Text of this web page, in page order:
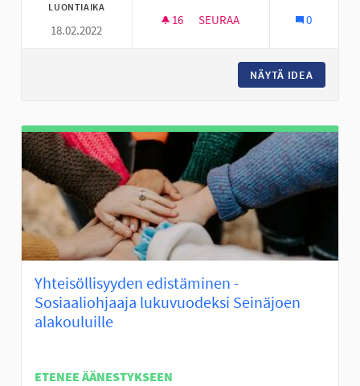
LUONTIAIKA
18.02.2022
16 16 SEURAAJAA
SEURAA 0
NÄYTÄ IDEA
Yhteisöllisyyden edistäminen -
Sosiaaliohjaaja lukuvuodeksi Seinäjoen
alakouluille
ETENEE ÄÄNESTYKSEEN